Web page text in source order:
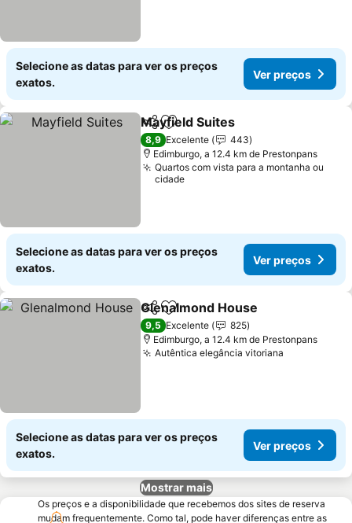
Selecione as datas para ver os preços
exatos.
Ver preços
PartilharAdicionar aos favoritos
Mayfield Suites
8,9 Excelente
443
Edimburgo, a 12.4 km de Prestonpans
Quartos com vista para a montanha ou
cidade
Selecione as datas para ver os preços
exatos.
Ver preços
PartilharAdicionar aos favoritos
Glenalmond House
9,5 Excelente
825
Edimburgo, a 12.4 km de Prestonpans
Autêntica elegância vitoriana
Selecione as datas para ver os preços
exatos.
Ver preços
Mostrar mais
Os preços e a disponibilidade que recebemos dos sites de reserva
mudam frequentemente. Como tal, pode haver diferenças entre as